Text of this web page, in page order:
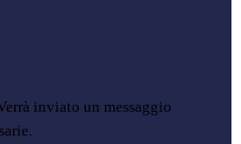
inviato un messaggio